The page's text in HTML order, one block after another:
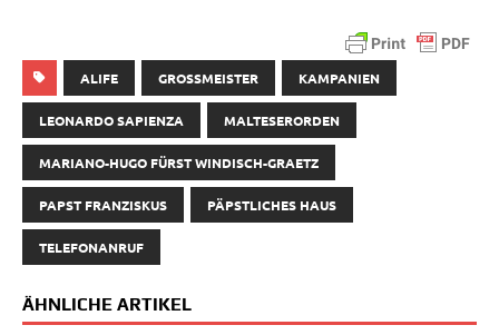
ALIFE GROSSMEISTER KAMPANIEN
LEONARDO SAPIENZA MALTESERORDEN
MARIANO-HUGO FÜRST WINDISCH-GRAETZ
PAPST FRANZISKUS PÄPSTLICHES HAUS
TELEFONANRUF
ÄHNLICHE ARTIKEL